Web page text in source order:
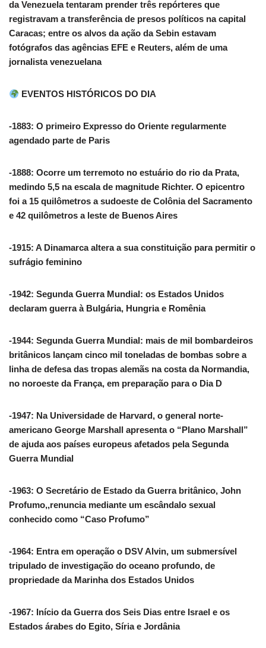
da Venezuela tentaram prender três repórteres que
registravam a transferência de presos políticos na capital
Caracas; entre os alvos da ação da Sebin estavam
fotógrafos das agências EFE e Reuters, além de uma
jornalista venezuelana
EVENTOS HISTÓRICOS DO DIA
-1883: O primeiro Expresso do Oriente regularmente
agendado parte de Paris
-1888: Ocorre um terremoto no estuário do rio da Prata,
medindo 5,5 na escala de magnitude Richter. O epicentro
foi a 15 quilômetros a sudoeste de Colônia del Sacramento
e 42 quilômetros a leste de Buenos Aires
-1915: A Dinamarca altera a sua constituição para permitir o
sufrágio feminino
-1942: Segunda Guerra Mundial: os Estados Unidos
declaram guerra à Bulgária, Hungria e Romênia
-1944: Segunda Guerra Mundial: mais de mil bombardeiros
britânicos lançam cinco mil toneladas de bombas sobre a
linha de defesa das tropas alemãs na costa da Normandia,
no noroeste da França, em preparação para o Dia D
-1947: Na Universidade de Harvard, o general norte-
americano George Marshall apresenta o “Plano Marshall”
de ajuda aos países europeus afetados pela Segunda
Guerra Mundial
-1963: O Secretário de Estado da Guerra britânico, John
Profumo,,renuncia mediante um escândalo sexual
conhecido como “Caso Profumo”
-1964: Entra em operação o DSV Alvin, um submersível
tripulado de investigação do oceano profundo, de
propriedade da Marinha dos Estados Unidos
-1967: Início da Guerra dos Seis Dias entre Israel e os
Estados árabes do Egito, Síria e Jordânia